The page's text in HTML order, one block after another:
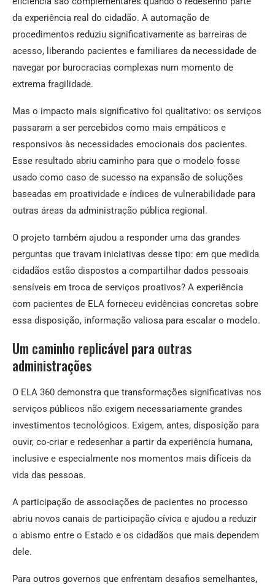
da experiência real do cidadão. A automação de
procedimentos reduziu significativamente as barreiras de
acesso, liberando pacientes e familiares da necessidade de
navegar por burocracias complexas num momento de
extrema fragilidade.
Mas o impacto mais significativo foi qualitativo: os serviços
passaram a ser percebidos como mais empáticos e
responsivos às necessidades emocionais dos pacientes.
Esse resultado abriu caminho para que o modelo fosse
usado como caso de sucesso na expansão de soluções
baseadas em proatividade e índices de vulnerabilidade para
outras áreas da administração pública regional.
O projeto também ajudou a responder uma das grandes
perguntas que travam iniciativas desse tipo: em que medida
cidadãos estão dispostos a compartilhar dados pessoais
sensíveis em troca de serviços proativos? A experiência
com pacientes de ELA forneceu evidências concretas sobre
essa disposição, informação valiosa para escalar o modelo.
Um caminho replicável para outras
administrações
O ELA 360 demonstra que transformações significativas nos
serviços públicos não exigem necessariamente grandes
investimentos tecnológicos. Exigem, antes, disposição para
ouvir, co-criar e redesenhar a partir da experiência humana,
inclusive e especialmente nos momentos mais difíceis da
vida das pessoas.
A participação de associações de pacientes no processo
abriu novos canais de participação cívica e ajudou a reduzir
o abismo entre o Estado e os cidadãos que mais dependem
dele.
Para outros governos que enfrentam desafios semelhantes,